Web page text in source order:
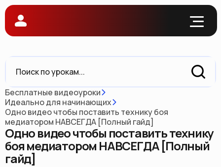
Бесплатные видеоуроки
Идеально для начинающих
Одно видео чтобы поставить технику боя
медиатором НАВСЕГДА [Полный гайд]
Одно видео чтобы поставить технику
боя медиатором НАВСЕГДА [Полный
гайд]